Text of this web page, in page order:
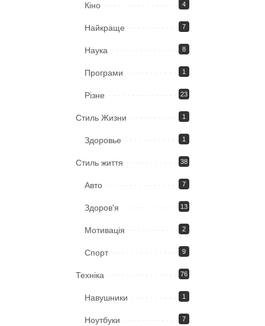
Кіно 4
Найкраще 7
Наука 8
Програми 1
Різне 23
Стиль Жизни 1
Здоровье 1
Стиль життя 38
Авто 7
Здоров'я 13
Мотивація 2
Спорт 9
Техніка 76
Навушники 1
Ноутбуки 7